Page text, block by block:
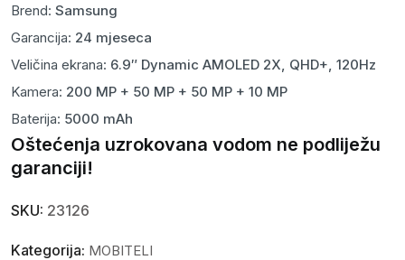
Brend: Samsung
Garancija: 24 mjeseca
Veličina ekrana: 6.9″ Dynamic AMOLED 2X, QHD+, 120Hz
Kamera: 200 MP + 50 MP + 50 MP + 10 MP
Baterija: 5000 mAh
Oštećenja uzrokovana vodom ne podliježu
garanciji!
SKU: 23126
Kategorija: MOBITELI